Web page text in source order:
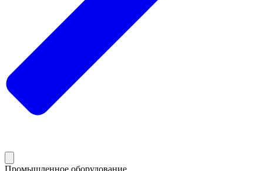
Промышленное оборудование